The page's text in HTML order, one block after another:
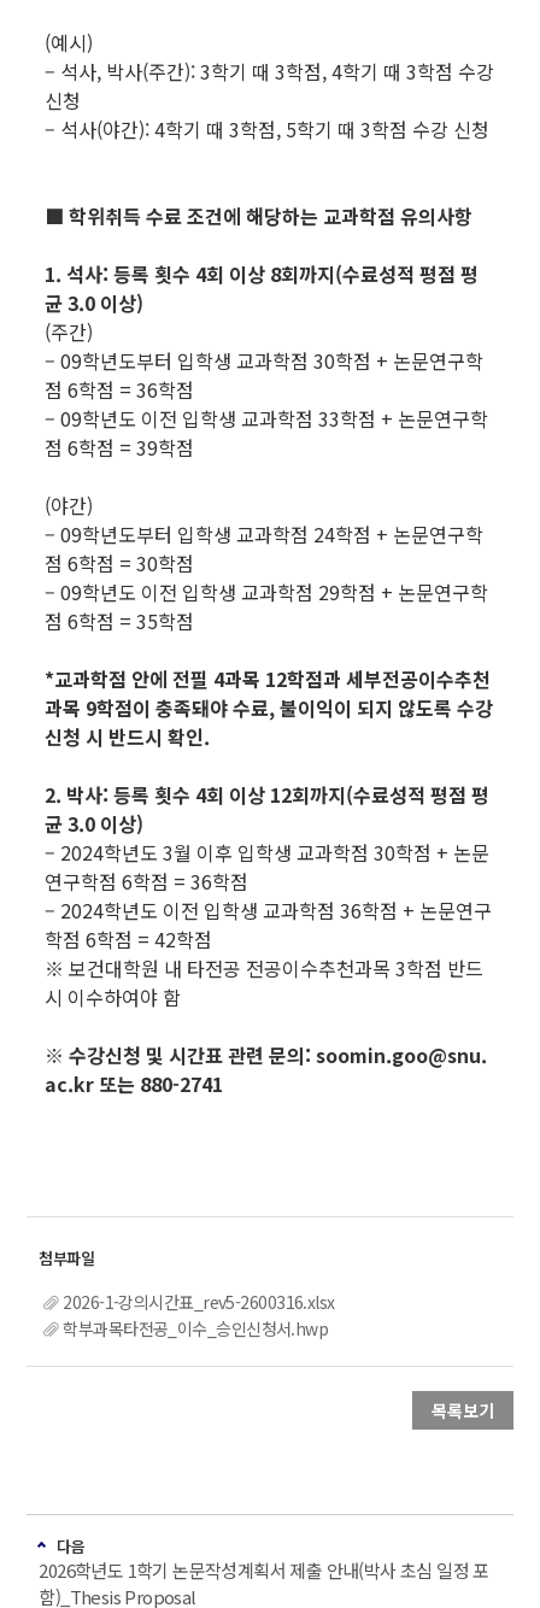
(예시)
– 석사, 박사(주간): 3학기 때 3학점, 4학기 때 3학점 수강
신청
– 석사(야간): 4학기 때 3학점, 5학기 때 3학점 수강 신청
■ 학위취득 수료 조건에 해당하는 교과학점 유의사항
1. 석사: 등록 횟수 4회 이상 8회까지(수료성적 평점 평
균 3.0 이상)
(주간)
– 09학년도부터 입학생 교과학점 30학점 + 논문연구학
점 6학점 = 36학점
– 09학년도 이전 입학생 교과학점 33학점 + 논문연구학
점 6학점 = 39학점
(야간)
– 09학년도부터 입학생 교과학점 24학점 + 논문연구학
점 6학점 = 30학점
– 09학년도 이전 입학생 교과학점 29학점 + 논문연구학
점 6학점 = 35학점
*교과학점 안에 전필 4과목 12학점과 세부전공이수추천
과목 9학점이 충족돼야 수료, 불이익이 되지 않도록 수강
신청 시 반드시 확인.
2. 박사: 등록 횟수 4회 이상 12회까지(수료성적 평점 평
균 3.0 이상)
– 2024학년도 3월 이후 입학생 교과학점 30학점 + 논문
연구학점 6학점 = 36학점
– 2024학년도 이전 입학생 교과학점 36학점 + 논문연구
학점 6학점 = 42학점
※ 보건대학원 내 타전공 전공이수추천과목 3학점 반드
시 이수하여야 함
※ 수강신청 및 시간표 관련 문의: soomin.goo@snu.
ac.kr 또는 880-2741
2026-1-강의시간표_rev5-2600316.xlsx
학부과목타전공_이수_승인신청서.hwp
목록보기
다음
2026학년도 1학기 논문작성계획서 제출 안내(박사 초심 일정 포
함)_Thesis Proposal